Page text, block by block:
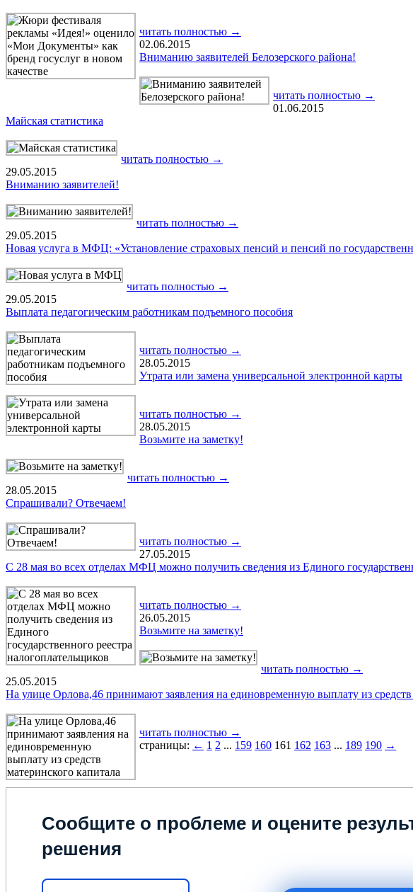
читать полностью →
02.06.2015
Вниманию заявителей Белозерского района!
читать полностью →
01.06.2015
Майская статистика
читать полностью →
29.05.2015
Вниманию заявителей!
читать полностью →
29.05.2015
Новая услуга в МФЦ: «Установление страховых пенсий и пенсий по
читать полностью →
29.05.2015
Выплата педагогическим работникам подъемного пособия
читать полностью →
28.05.2015
Утрата или замена универсальной электронной карты
читать полностью →
28.05.2015
Возьмите на заметку!
читать полностью →
28.05.2015
Спрашивали? Отвечаем!
читать полностью →
27.05.2015
С 28 мая во всех отделах МФЦ можно получить сведения из Единого
читать полностью →
26.05.2015
Возьмите на заметку!
читать полностью →
25.05.2015
На улице Орлова,46 принимают заявления на единовременную выплату из средств
читать полностью →
страницы: ← 1 2 ... 159 160 161 162 163 ... 189 190 →
Сообщите о проблеме и оцените
решения